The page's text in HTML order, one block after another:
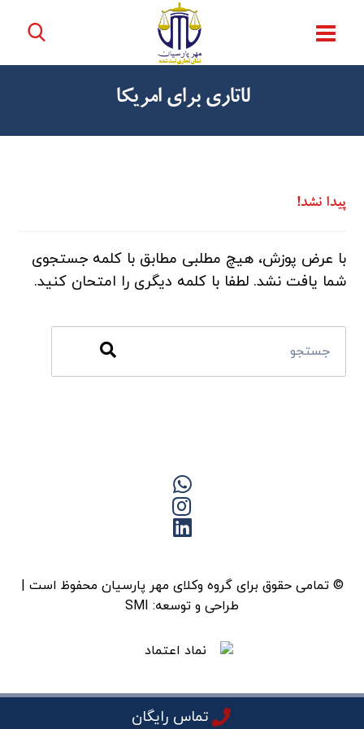
لاتاری برای امریکا
پیدا نشد!
با عرض پوزش، هیچ مطلبی مطابق با کلمه جستجوی
شما یافت نشد. لطفا با کلمه دیگری را امتحان کنید.
© تمامی حقوق برای گروه وکلای مهر پارسیان محفوظ است |
طراحی و توسعه: SMI
تماس رایگان